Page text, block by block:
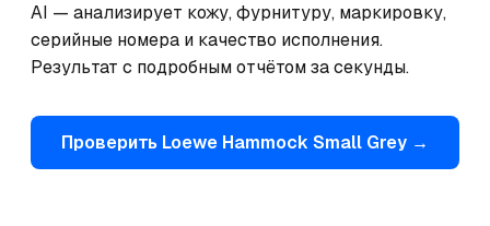
AI — анализирует кожу, фурнитуру, маркировку,
серийные номера и качество исполнения.
Результат с подробным отчётом за секунды.
Проверить Loewe Hammock Small Grey →